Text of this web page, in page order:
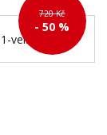
720 Kč
- 50 %